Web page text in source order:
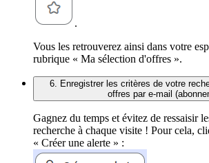
.
Vous les retrouverez ainsi dans votre
rubrique « Ma sélection d'offres ».
6. Enregistrer les critères de votre
offres par e-mail
Gagnez du temps et évitez de ressaisir
recherche à chaque visite ! Pour cela,
« Créer une alerte » :